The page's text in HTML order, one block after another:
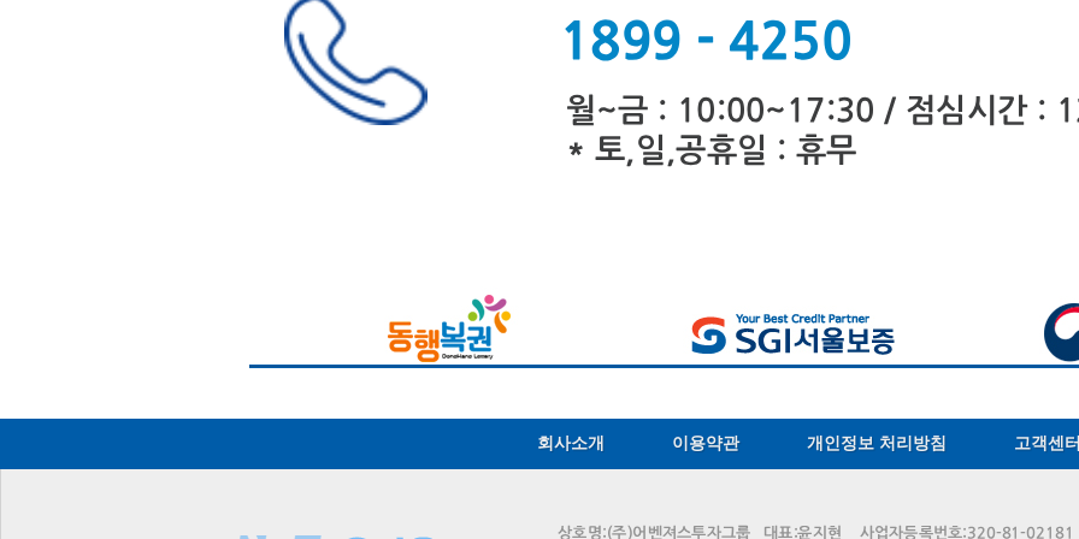
회사소개 이용약관 개인정보 처리방침 고객센